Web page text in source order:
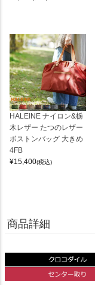
HALEINE ナイロン&栃
木レザー たつのレザー
ボストンバッグ 大きめ
4FB
¥15,400(税込)
商品詳細